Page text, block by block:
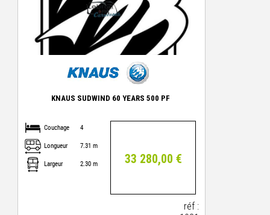
KNAUS SUDWIND 60 YEARS 500 PF
Couchage 4
Longueur 7.31 m
Largeur 2.30 m 33 280,00 €
réf :